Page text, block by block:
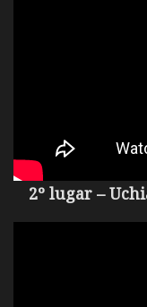
2º lugar –